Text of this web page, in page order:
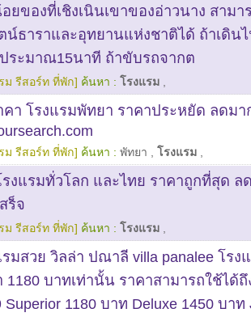
อยของที่เชิงเนินเขาของอ่าวนาง สาม
น์ธาราและอุทยานแห่งชาติได้ ถ้าเดิน
ประมาณ15นาที ถ้าขับรถจากต
ม รีสอร์ท ที่พัก] ค้นหา : โรงแรม
คา โรงแรมพัทยา ราคาประหยัด ลดมา
ม รีสอร์ท ที่พัก] ค้นหา : พัทยา โรงแรม
รงแรมทั่วโลก และไทย ราคาถูกที่สุด ล
ร็จ
ม รีสอร์ท ที่พัก] ค้นหา : โรงแรม
รมสวย วิลล่า ปณาลี villa panalee โรง
1180 บาทเท่านั้น ราคาสามารถใช้ได้
Superior 1180 บาท Deluxe 1450 บาท